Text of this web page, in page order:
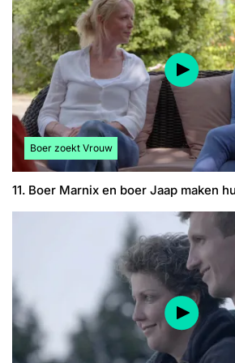
Bekijk meer artikelen over:
Boer zoekt Vrouw
11. Boer Marnix en boer Jaap maken